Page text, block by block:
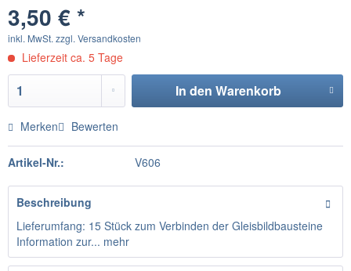
3,50 € *
inkl. MwSt. zzgl. Versandkosten
Lieferzeit ca. 5 Tage
In den Warenkorb
Merken Bewerten
Artikel-Nr.: V606
Beschreibung
Lieferumfang: 15 Stück zum Verbinden der Gleisbildbausteine
Information zur... mehr